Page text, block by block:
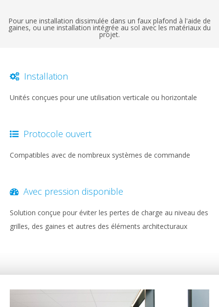
Pour une installation dissimulée dans un faux plafond à l'aide de
gaines, ou une installation intégrée au sol avec les matériaux du
projet.
Installation
Unités conçues pour une utilisation verticale ou horizontale
Protocole ouvert
Compatibles avec de nombreux systèmes de commande
Avec pression disponible
Solution conçue pour éviter les pertes de charge au niveau des
grilles, des gaines et autres des éléments architecturaux